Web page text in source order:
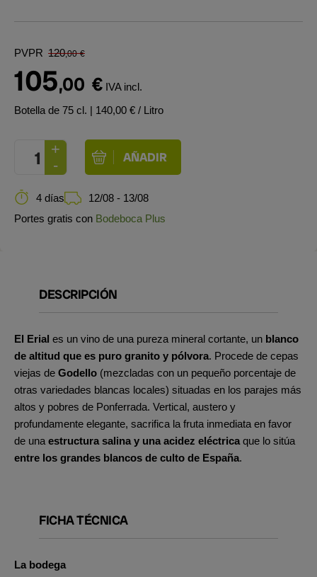
PVPR 120,00 €
105,00 € IVA incl.
Botella de 75 cl. | 140,00 € / Litro
4 días
12/08 - 13/08
Portes gratis con Bodeboca Plus
DESCRIPCIÓN
El Erial es un vino de una pureza mineral cortante, un blanco
de altitud que es puro granito y pólvora. Procede de cepas
viejas de Godello (mezcladas con un pequeño porcentaje de
otras variedades blancas locales) situadas en los parajes más
altos y pobres de Ponferrada. Vertical, austero y
profundamente elegante, sacrifica la fruta inmediata en favor
de una estructura salina y una acidez eléctrica que lo sitúa
entre los grandes blancos de culto de España.
FICHA TÉCNICA
La bodega